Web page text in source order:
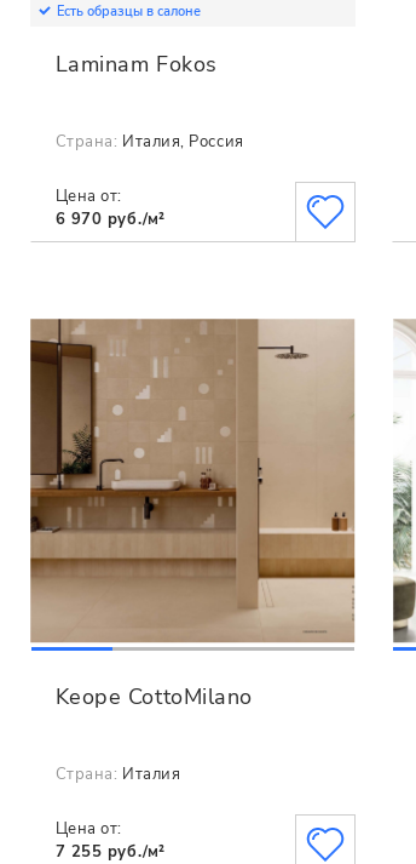
Есть образцы в салоне
Laminam Fokos
Страна: Италия, Россия
Цена от:
6 970 руб./м²
Keope CottoMilano
Страна: Италия
Цена от:
7 255 руб./м²